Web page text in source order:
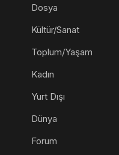
Dosya
Kültür/Sanat
Toplum/Yaşam
Kadın
Yurt Dışı
Dünya
Forum